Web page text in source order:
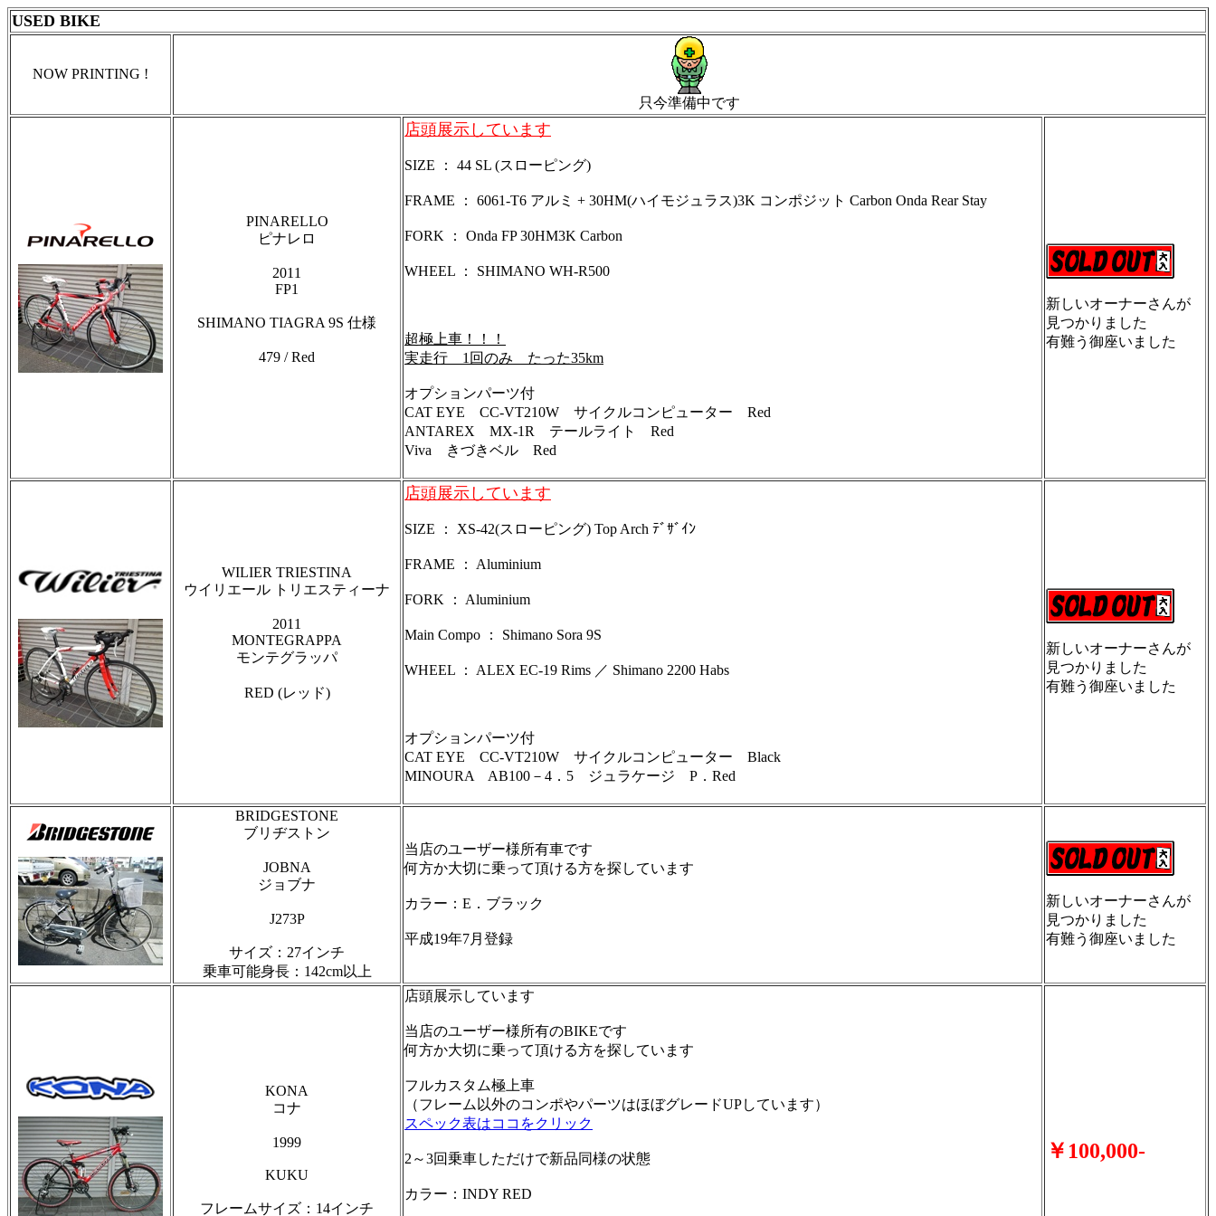
USED BIKE
NOW PRINTING !
只今準備中です
PINARELLO
ピナレロ
2011
FP1
SHIMANO TIAGRA 9S 仕様
479 / Red
店頭展示しています
SIZE ： 44 SL (スローピング)
FRAME ： 6061-T6 アルミ + 30HM(ハイモジュラス)3K コンポジット Carbon Onda Rear Stay
FORK ： Onda FP 30HM3K Carbon
WHEEL ： SHIMANO WH-R500
超極上車！！！
実走行 1回のみ たった35km
オプションパーツ付
CAT EYE CC-VT210W サイクルコンピューター Red
ANTAREX MX-1R テールライト Red
Viva きづきベル Red
新しいオーナーさんが
見つかりました
有難う御座いました
WILIER TRIESTINA
ウイリエール トリエスティーナ
2011
MONTEGRAPPA
モンテグラッパ
RED (レッド)
店頭展示しています
SIZE ： XS-42(スローピング) Top Arch ﾃﾞｻﾞｲﾝ
FRAME ： Aluminium
FORK ： Aluminium
Main Compo ： Shimano Sora 9S
WHEEL ： ALEX EC-19 Rims ／ Shimano 2200 Habs
オプションパーツ付
CAT EYE CC-VT210W サイクルコンピューター Black
MINOURA AB100－4．5 ジュラケージ P．Red
新しいオーナーさんが
見つかりました
有難う御座いました
BRIDGESTONE
ブリヂストン
JOBNA
ジョブナ
J273P
サイズ：27インチ
乗車可能身長：142cm以上
当店のユーザー様所有車です
何方か大切に乗って頂ける方を探しています
カラー：E．ブラック
平成19年7月登録
新しいオーナーさんが
見つかりました
有難う御座いました
KONA
コナ
1999
KUKU
フレームサイズ：14インチ
店頭展示しています
当店のユーザー様所有のBIKEです
何方か大切に乗って頂ける方を探しています
フルカスタム極上車
（フレーム以外のコンポやパーツはほぼグレードUPしています）
スペック表はココをクリック
2～3回乗車しただけで新品同様の状態
カラー：INDY RED
￥100,000-